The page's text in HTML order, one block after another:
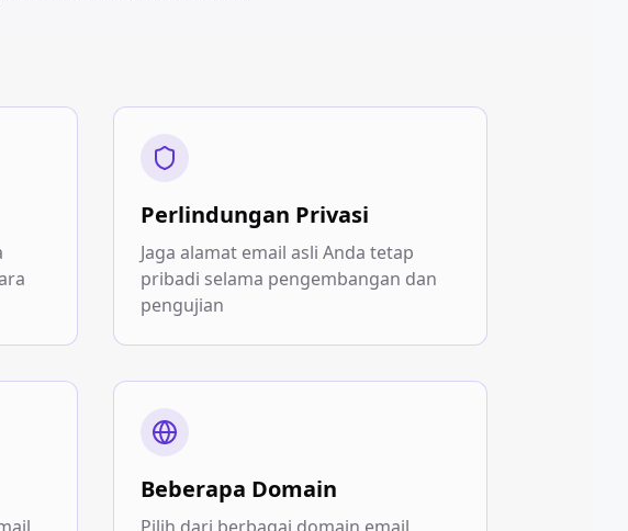
Perlindungan Privasi
Jaga alamat email asli Anda tetap
pribadi selama pengembangan dan
pengujian
Beberapa Domain